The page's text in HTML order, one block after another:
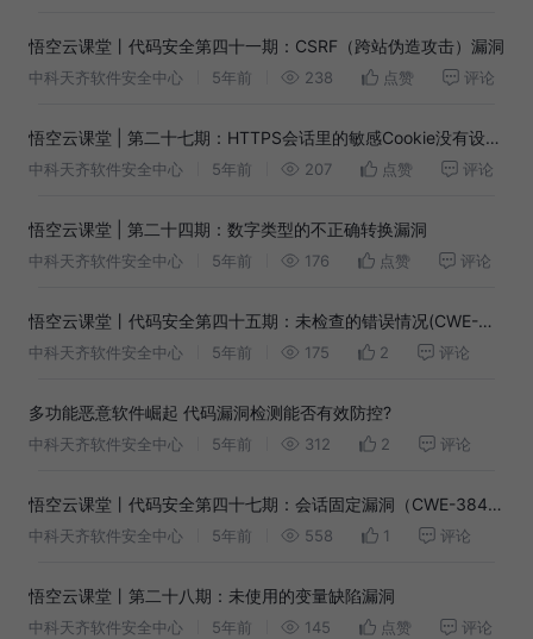
悟空云课堂丨代码安全第四十一期：CSRF（跨站伪造攻击）漏洞
中科天齐软件安全中心 5年前 238 点赞 评论
悟空云课堂 | 第二十七期：HTTPS会话里的敏感Cookie没有设
置'Secure'属性
中科天齐软件安全中心 5年前 207 点赞 评论
悟空云课堂 | 第二十四期：数字类型的不正确转换漏洞
中科天齐软件安全中心 5年前 176 点赞 评论
悟空云课堂丨代码安全第四十五期：未检查的错误情况(CWE-
391)缺陷漏洞
中科天齐软件安全中心 5年前 175 2 评论
多功能恶意软件崛起 代码漏洞检测能否有效防控?
中科天齐软件安全中心 5年前 312 2 评论
悟空云课堂丨代码安全第四十七期：会话固定漏洞（CWE-384:
Session Fixation）
中科天齐软件安全中心 5年前 558 1 评论
悟空云课堂丨第二十八期：未使用的变量缺陷漏洞
中科天齐软件安全中心 5年前 145 点赞 评论